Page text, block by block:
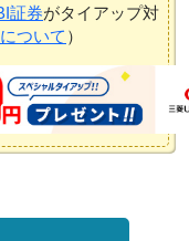
証券がタイアップ対
ついて ）